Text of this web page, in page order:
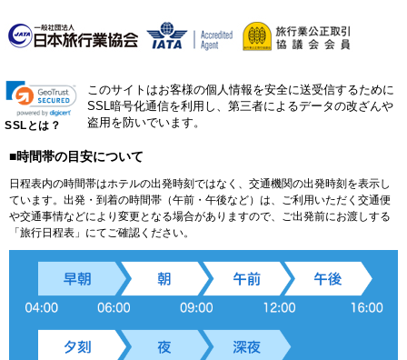
SSLとは？
このサイトはお客様の個人情報を安全に送受信するために
SSL暗号化通信を利用し、第三者によるデータの改ざんや
盗用を防いでいます。
■時間帯の目安について
日程表内の時間帯はホテルの出発時刻ではなく、交通機関の出発時刻を表示し
ています。出発・到着の時間帯（午前・午後など）は、ご利用いただく交通便
や交通事情などにより変更となる場合がありますので、ご出発前にお渡しする
「旅行日程表」にてご確認ください。